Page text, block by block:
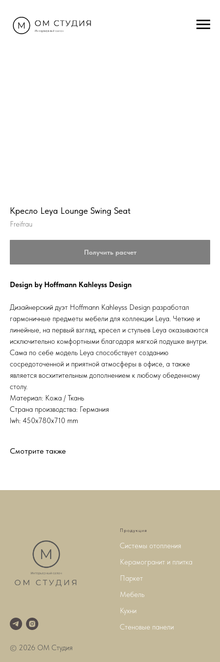
Кресло Leya Lounge Swing Seat
Freifrau
Получить расчет
Design by Hoffmann Kahleyss Design
Дизайнерский дуэт Hoffmann Kahleyss Design разработал
гармоничные предметы мебели для коллекции Leya. Четкие и
линейные, на первый взгляд, кресел и стульев Leya оказываются
исключительно комфортными благодаря мягкой подушке внутри.
Сама по себе модель Leya способствует созданию
сосредоточенной и приятной атмосферы в офисе, а также
является восхитительным дополнением к любому обеденному
столу.
Материал: Кожа / Ткань
Страна производства: Германия
lwh: 450x780x710 mm
Смотрите также
© 2026 ОМ Студия
Продукция
Системы отопления
Керамогранит и плитка
Паркет
Мебель
Кухни
Стеновые панели